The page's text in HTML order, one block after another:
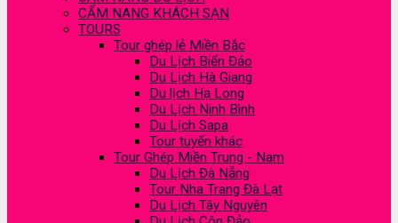
CẨM NANG KHÁCH SẠN
TOURS
Tour ghép lẻ Miền Bắc
Du Lịch Biển Đảo
Du Lịch Hà Giang
Du lịch Hạ Long
Du Lịch Ninh Bình
Du Lịch Sapa
Tour tuyến khác
Tour Ghép Miền Trung - Nam
Du Lịch Đà Nẵng
Tour Nha Trang Đà Lạt
Du Lịch Tây Nguyên